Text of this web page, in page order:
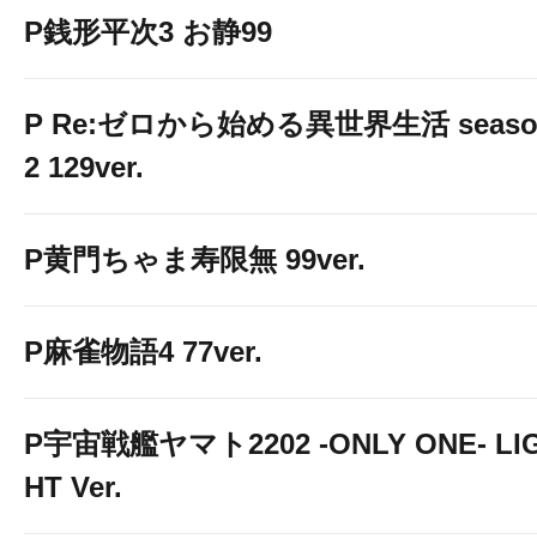
P銭形平次3 お静99
P Re:ゼロから始める異世界生活
2 129ver.
P黄門ちゃま寿限無 99ver.
P麻雀物語4 77ver.
P宇宙戦艦ヤマト2202 -ONLY ONE-
HT Ver.